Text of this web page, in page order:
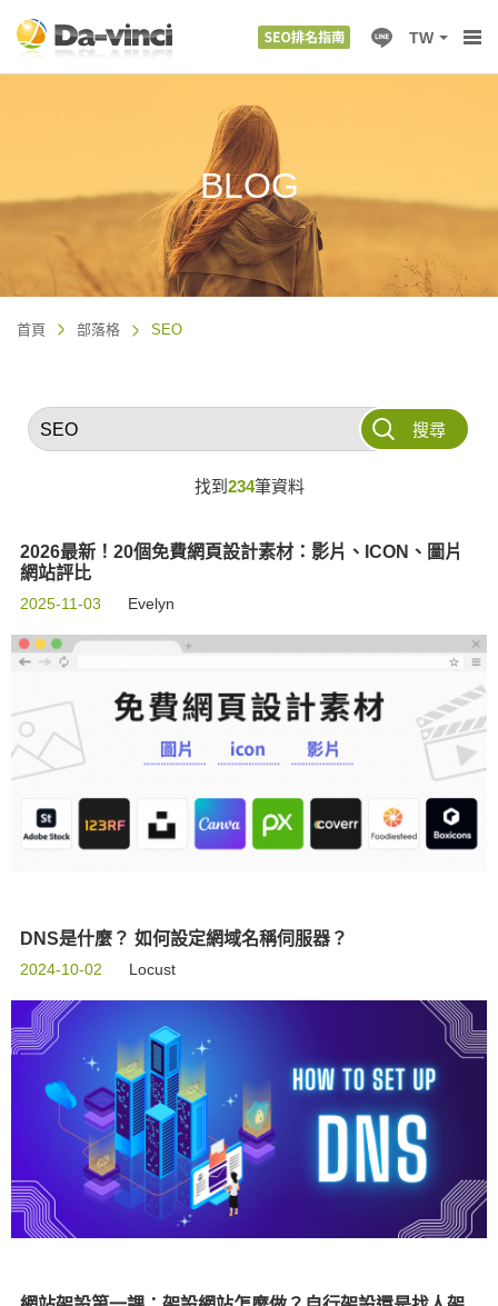
TW
BLOG
首頁 部落格 SEO
搜尋
找到 234筆資料
2026最新！20個免費網頁設計素材：影片、ICON、圖片
網站評比
2025-11-03 Evelyn
DNS是什麼？ 如何設定網域名稱伺服器？
2024-10-02 Locust